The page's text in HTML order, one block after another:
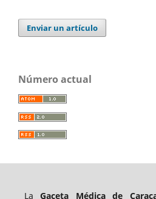
Enviar un artículo
Número actual
LaGaceta Médica de